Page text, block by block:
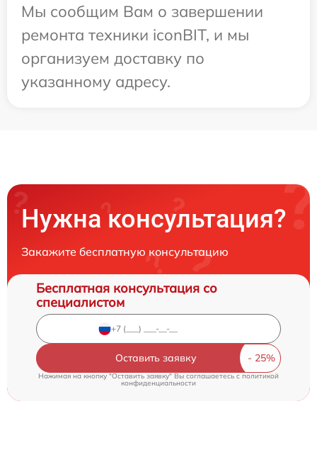
Мы сообщим Вам о завершении
ремонта техники iconBIT, и мы
организуем доставку по
указанному адресу.
Нужна консультация?
Закажите бесплатную консультацию
Бесплатная консультация со
специалистом
Оставить заявку
Нажимая на кнопку "Оставить заявку" Вы соглашаетесь cполитикой
конфиденциальности